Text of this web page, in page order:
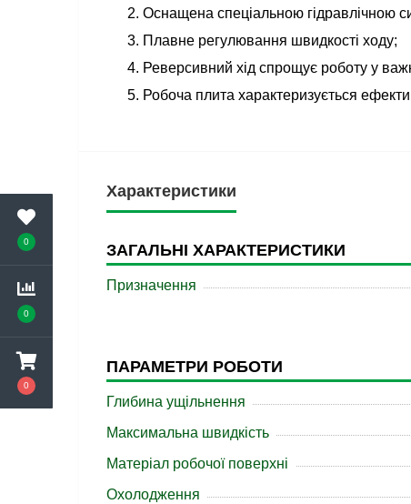
0
0
0
Оснащена спеціальною гідравлічною
Плавне регулювання швидкості ходу;
Реверсивний хід спрощує роботу у
Робоча плита характеризується
Характеристики
ЗАГАЛЬНІ ХАРАКТЕРИСТИКИ
Призначення
ПАРАМЕТРИ РОБОТИ
Глибина ущільнення
Максимальна швидкість
Матеріал робочої поверхні
Охолодження